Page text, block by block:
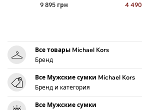
9 895 грн 4 490
Все товары Michael Kors
Бренд
Все Мужские сумки Michael Kors
Бренд и категория
Все Мужские сумки